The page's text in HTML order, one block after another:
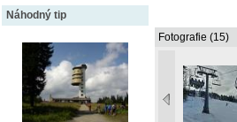
Náhodný tip
Fotografie (15)